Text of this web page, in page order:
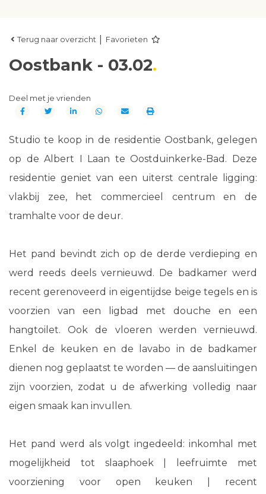
Terug naar overzicht Favorieten
Oostbank - 03.02
Deel met je vrienden
Studio te koop in de residentie Oostbank, gelegen
op de Albert I Laan te Oostduinkerke-Bad. Deze
residentie geniet van een uiterst centrale ligging:
vlakbij zee, het commercieel centrum en de
tramhalte voor de deur.
Het pand bevindt zich op de derde verdieping en
werd reeds deels vernieuwd. De badkamer werd
recent gerenoveerd in eigentijdse beige tegels en is
voorzien van een ligbad met douche en een
hangtoilet. Ook de vloeren werden vernieuwd.
Enkel de keuken en de lavabo in de badkamer
dienen nog geplaatst te worden — de aansluitingen
zijn voorzien, zodat u de afwerking volledig naar
eigen smaak kan invullen.
Het pand werd als volgt ingedeeld: inkomhal met
mogelijkheid tot slaaphoek | leefruimte met
voorziening voor open keuken | recent